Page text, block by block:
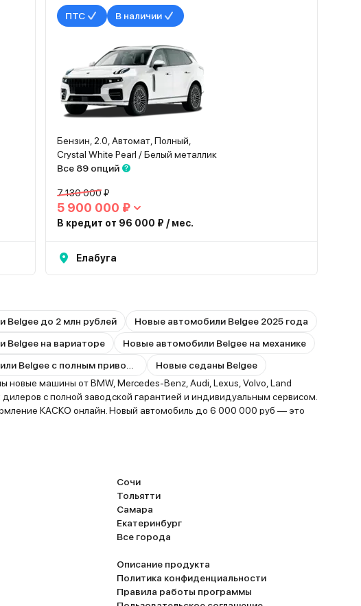
ПТС В наличии
Бензин, 2.0, Автомат, Полный,
Crystal White Pearl / Белый металлик
Все 89 опций
7 130 000 ₽
5 900 000 ₽
В кредит от 96 000 ₽ / мес.
Елабуга
Belgee до 2 млн рублей
Новые автомобили Belgee 2025 года
Belgee на вариаторе
Новые автомобили Belgee на механике
Новые седаны Belgee
машины от BMW, Mercedes-Benz, Audi, Lexus, Volvo, Land
с полной заводской гарантией и индивидуальным сервисом.
КАСКО онлайн. Новый автомобиль до 6 000 000 руб — это
Сочи
Тольятти
Самара
Екатеринбург
Все города
Описание продукта
Политика конфиденциальности
Правила работы программы